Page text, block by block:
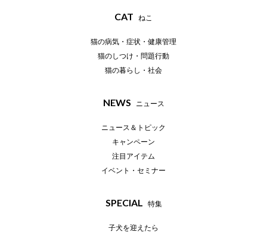
CAT ねこ
猫の病気・症状・健康管理
猫のしつけ・問題行動
猫の暮らし・社会
NEWS ニュース
ニュース＆トピック
キャンペーン
注目アイテム
イベント・セミナー
SPECIAL 特集
子犬を迎えたら